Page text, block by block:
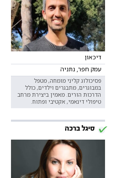
דיכאון
עמק חפר, נתניה
פסיכולוג קליני מומחה, מטפל
במבוגרים, מתבגרים וילדים, כולל
הדרכות הורים. מאמין ביצירת מרחב
טיפולי דינאמי, אקטיבי ופתוח.
סיגל ברכה